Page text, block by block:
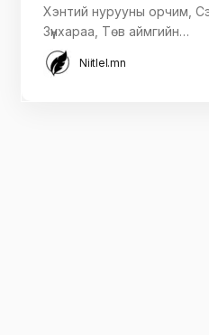
Хэнтий нурууны орчим,
Зүүнхараа, Төв аймгийн…
Niitlel.mn